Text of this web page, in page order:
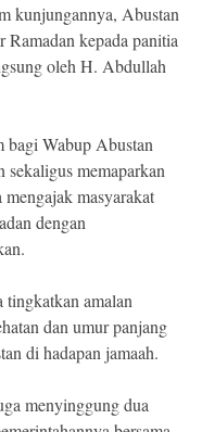
kunjungannya, Abustan
Ramadan kepada panitia
oleh H. Abdullah
bagi Wabup Abustan
sekaligus memaparkan
masyarakat
dengan
amalan
dan umur panjang
di hadapan jamaah.
menyinggung dua